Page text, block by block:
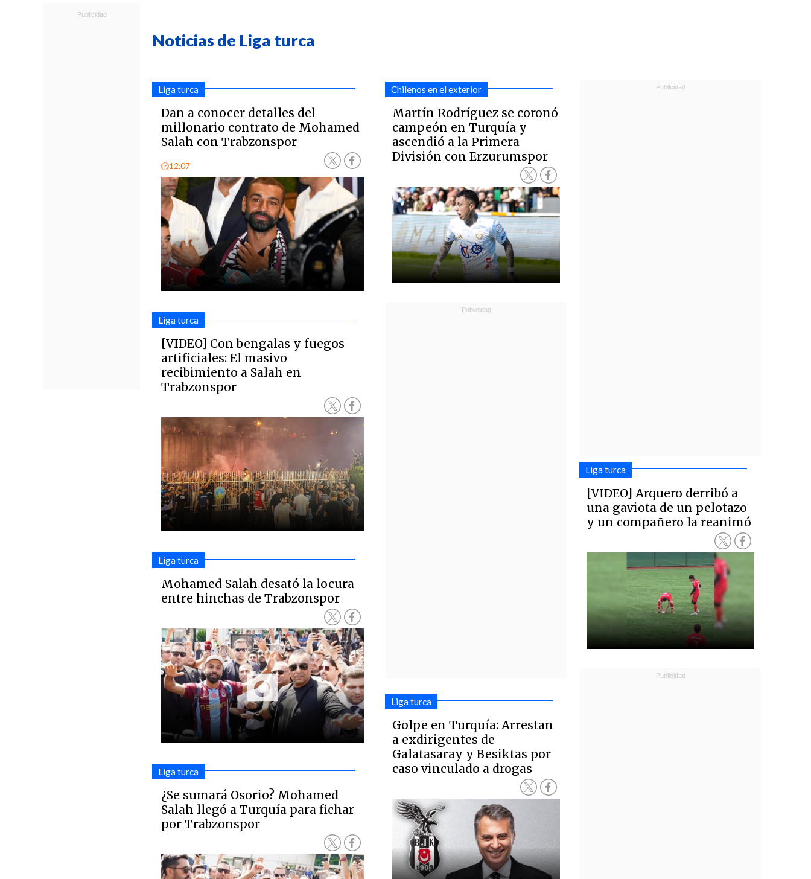
Noticias de Liga turca
Liga turca
Dan a conocer detalles del
millonario contrato de Mohamed
Salah con Trabzonspor
🕑12:07
Liga turca
[VIDEO] Con bengalas y fuegos
artificiales: El masivo
recibimiento a Salah en
Trabzonspor
Liga turca
Mohamed Salah desató la locura
entre hinchas de Trabzonspor
Liga turca
¿Se sumará Osorio? Mohamed
Salah llegó a Turquía para fichar
por Trabzonspor
Chilenos en el exterior
Martín Rodríguez se coronó
campeón en Turquía y
ascendió a la Primera
División con Erzurumspor
Liga turca
Golpe en Turquía: Arrestan
a exdirigentes de
Galatasaray y Besiktas por
caso vinculado a drogas
Liga turca
[VIDEO] Arquero derribó a
una gaviota de un pelotazo
y un compañero la reanimó